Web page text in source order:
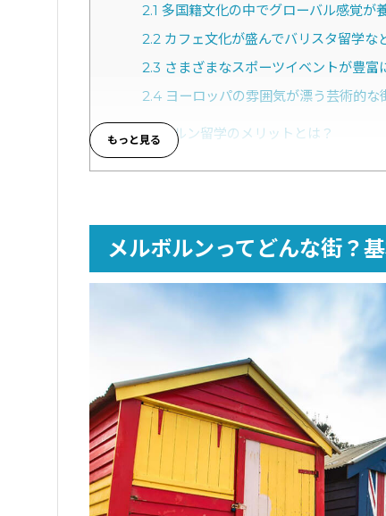
2.1 多国籍文化の中でグローバル感覚が
2.2 カフェ文化が盛んでバリスタ留学な
2.3 さまざまなスポーツイベントが豊
2.4ヨーロッパの雰囲気が漂う芸術的な
メルボルン留学のメリットとは？
3.1治安がよく住みやすい
3.4日本のものや食材・サービスがたく
3.5日本食レストランや日系の会社が多
メルボルン留学のデメリットとは？
4.2日本人が多く関わり方によっては現
4.3物価（生活費用）が比較的高い
4.4人気な仕事は競争率が高い
メルボルン留学を経験した方の就職先・
6メルボルン留学に関するお困りごとはタ
メルボルンってどんな街？